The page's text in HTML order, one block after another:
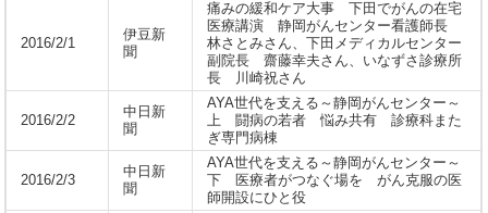
2016/2/1
伊豆新
聞
痛みの緩和ケア大事 下田でがんの在宅
医療講演 静岡がんセンター看護師長
林さとみさん、下田メディカルセンター
副院長 齋藤幸夫さん、いなずさ診療所
長 川崎祝さん
2016/2/2
中日新
聞
AYA世代を支える～静岡がんセンター～
上 闘病の若者 悩み共有 診療科また
ぎ専門病棟
2016/2/3
中日新
聞
AYA世代を支える～静岡がんセンター～
下 医療者がつなぐ場を がん克服の医
師開設にひと役